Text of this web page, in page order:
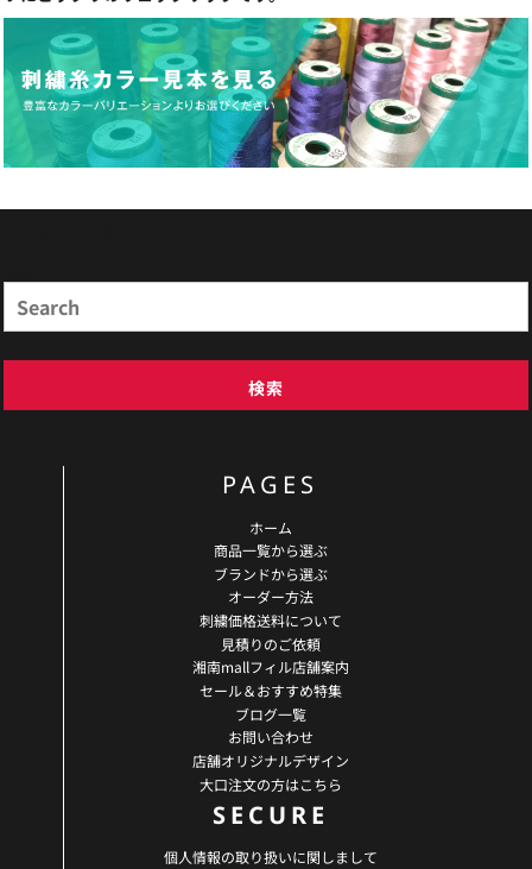
検索
PAGES
ホーム
商品一覧から選ぶ
ブランドから選ぶ
オーダー方法
刺繍価格送料について
見積りのご依頼
湘南mallフィル店舗案内
セール＆おすすめ特集
ブログ一覧
お問い合わせ
店舗オリジナルデザイン
大口注文の方はこちら
SECURE
個人情報の取り扱いに関しまして